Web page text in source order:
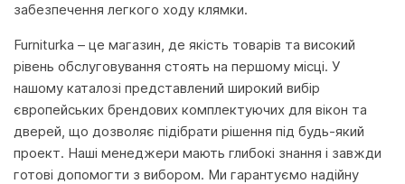
забезпечення легкого ходу клямки.
Furniturka – це магазин, де якість товарів та високий
рівень обслуговування стоять на першому місці. У
нашому каталозі представлений широкий вибір
європейських брендових комплектуючих для вікон та
дверей, що дозволяє підібрати рішення під будь-який
проект. Наші менеджери мають глибокі знання і завжди
готові допомогти з вибором. Ми гарантуємо надійну